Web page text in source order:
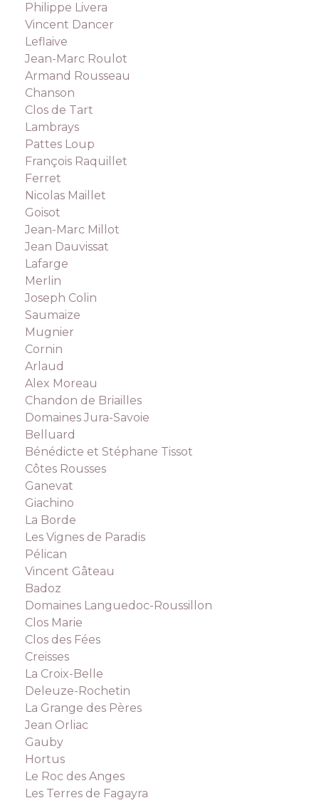
Philippe Livera
Vincent Dancer
Leflaive
Jean-Marc Roulot
Armand Rousseau
Chanson
Clos de Tart
Lambrays
Pattes Loup
François Raquillet
Ferret
Nicolas Maillet
Goisot
Jean-Marc Millot
Jean Dauvissat
Lafarge
Merlin
Joseph Colin
Saumaize
Mugnier
Cornin
Arlaud
Alex Moreau
Chandon de Briailles
Domaines Jura-Savoie
Belluard
Bénédicte et Stéphane Tissot
Côtes Rousses
Ganevat
Giachino
La Borde
Les Vignes de Paradis
Pélican
Vincent Gâteau
Badoz
Domaines Languedoc-Roussillon
Clos Marie
Clos des Fées
Creisses
La Croix-Belle
Deleuze-Rochetin
La Grange des Pères
Jean Orliac
Gauby
Hortus
Le Roc des Anges
Les Terres de Fagayra